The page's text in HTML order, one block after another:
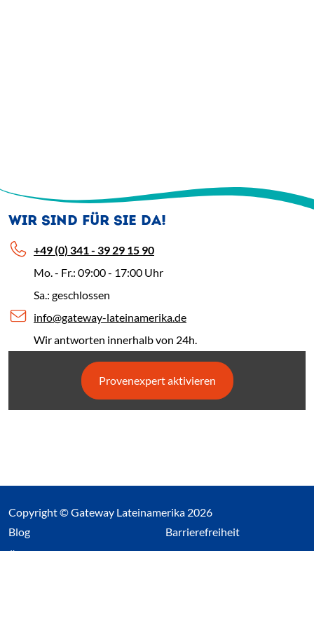
WIR SIND FÜR SIE DA!
+49 (0) 341 - 39 29 15 90
Mo. - Fr.: 09:00 - 17:00 Uhr
Sa.: geschlossen
info@gateway-lateinamerika.de
Wir antworten innerhalb von 24h.
Provenexpert aktivieren
Copyright © Gateway Lateinamerika 2026
Blog(Link öffnet einen neuen Tab)
Über uns
Barrierefreiheit
Impressum